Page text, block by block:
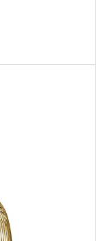
5 Sternen